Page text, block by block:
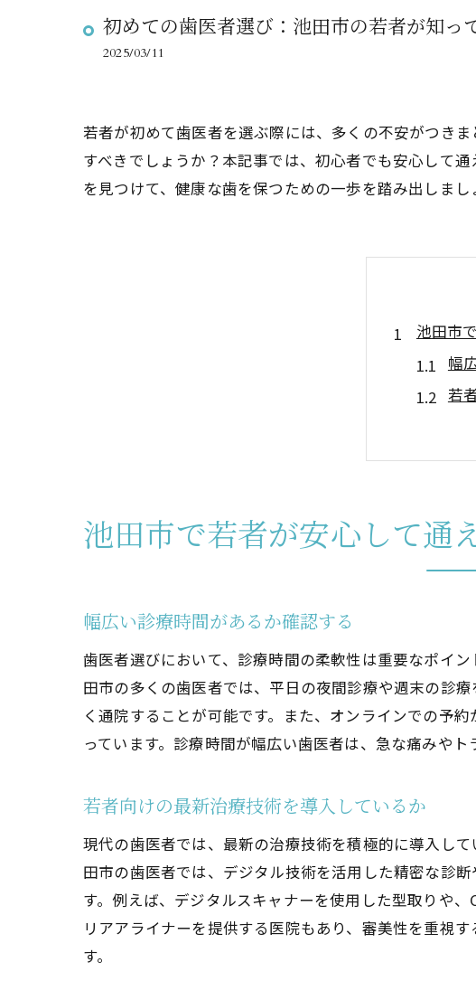
初めての歯医者選び：池田市の若者が知っ
2025/03/11
若者が初めて歯医者を選ぶ際には、多くの不安がつき
すべきでしょうか？本記事では、初心者でも安心して
を見つけて、健康な歯を保つための一歩を踏み出しまし
池田市
幅
若
感
ア
初めて
実
口
口
院
医
交
予
池田市で若者が安心して通
幅広い診療時間があるか確認する
歯医者選びにおいて、診療時間の柔軟性は重要なポイ
田市の多くの歯医者では、平日の夜間診療や週末の診
く通院することが可能です。また、オンラインでの予
っています。診療時間が幅広い歯医者は、急な痛みやト
若者向けの最新治療技術を導入しているか
現代の歯医者では、最新の治療技術を積極的に導入し
田市の歯医者では、デジタル技術を活用した精密な診
す。例えば、デジタルスキャナーを使用した型取りや
リアアライナーを提供する医院もあり、審美性を重視
す。